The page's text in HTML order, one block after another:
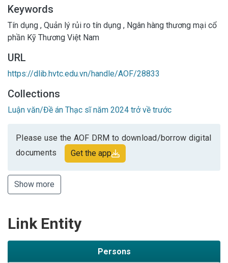
Keywords
Tín dụng , Quản lý rủi ro tín dụng , Ngân hàng thương mại cổ
phần Kỹ Thương Việt Nam
URL
https://dlib.hvtc.edu.vn/handle/AOF/28833
Collections
Luận văn/Đề án Thạc sĩ năm 2024 trở về trước
Please use the AOF DRM to download/borrow digital
documents
Get the app
Show more
Link Entity
Persons